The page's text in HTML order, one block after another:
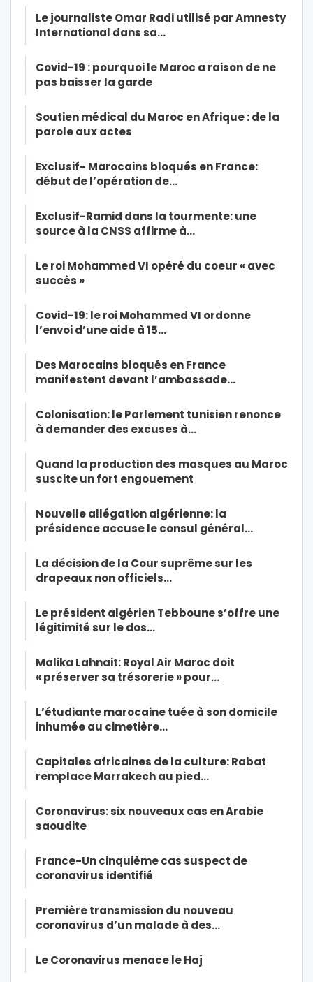
Le journaliste Omar Radi utilisé par Amnesty
International dans sa…
Covid-19 : pourquoi le Maroc a raison de ne
pas baisser la garde
Soutien médical du Maroc en Afrique : de la
parole aux actes
Exclusif- Marocains bloqués en France:
début de l’opération de…
Exclusif-Ramid dans la tourmente: une
source à la CNSS affirme à…
Le roi Mohammed VI opéré du coeur « avec
succès »
Covid-19: le roi Mohammed VI ordonne
l’envoi d’une aide à 15…
Des Marocains bloqués en France
manifestent devant l’ambassade…
Colonisation: le Parlement tunisien renonce
à demander des excuses à…
Quand la production des masques au Maroc
suscite un fort engouement
Nouvelle allégation algérienne: la
présidence accuse le consul général…
La décision de la Cour suprême sur les
drapeaux non officiels…
Le président algérien Tebboune s’offre une
légitimité sur le dos…
Malika Lahnait: Royal Air Maroc doit
« préserver sa trésorerie » pour…
L’étudiante marocaine tuée à son domicile
inhumée au cimetière…
Capitales africaines de la culture: Rabat
remplace Marrakech au pied…
Coronavirus: six nouveaux cas en Arabie
saoudite
France-Un cinquième cas suspect de
coronavirus identifié
Première transmission du nouveau
coronavirus d’un malade à des…
Le Coronavirus menace le Haj